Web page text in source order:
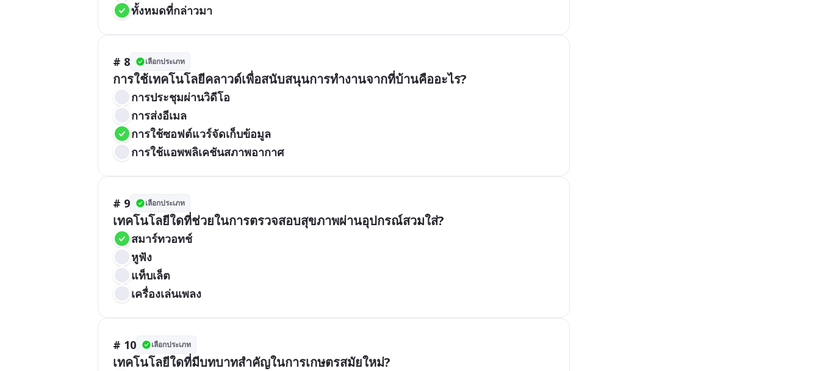
ทั้งหมดที่กล่าวมา
# 8 เลือกประเภท
การใช้เทคโนโลยีคลาวด์เพื่อสนับสนุนการทำงานจากที่บ้านคืออะไร?
การประชุมผ่านวิดีโอ
การส่งอีเมล
การใช้ซอฟต์แวร์จัดเก็บข้อมูล
การใช้แอพพลิเคชันสภาพอากาศ
# 9 เลือกประเภท
เทคโนโลยีใดที่ช่วยในการตรวจสอบสุขภาพผ่านอุปกรณ์สวมใส่?
สมาร์ทวอทช์
หูฟัง
แท็บเล็ต
เครื่องเล่นเพลง
# 10 เลือกประเภท
เทคโนโลยีใดที่มีบทบาทสำคัญในการเกษตรสมัยใหม่?